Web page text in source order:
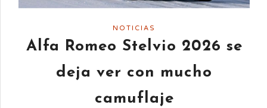
NOTICIAS
Alfa Romeo Stelvio 2026 se
deja ver con mucho
camuflaje